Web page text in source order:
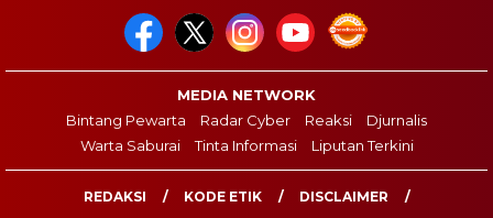
MEDIA NETWORK
Bintang Pewarta
Radar Cyber Reaksi
Djurnalis
Warta Saburai
Tinta Informasi Liputan Terkini
REDAKSI KODE ETIK
DISCLAIMER